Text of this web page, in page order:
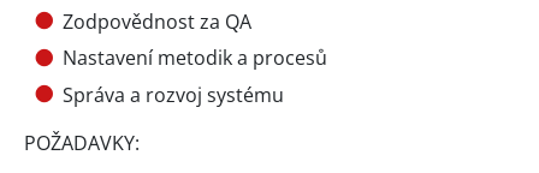
Zodpovědnost za QA
Nastavení metodik a procesů
Správa a rozvoj systému
POŽADAVKY: